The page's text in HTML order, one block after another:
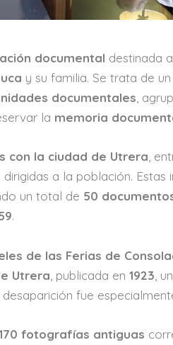
documental destinada
y su familia. Se trata de
documentales,
la memoria
con la ciudad de Utrera,
dirigidas a la población. Estas
un total de 50
.
de las Ferias de
Utrera , publicada en1923 ,
fue
fotografías antiguas